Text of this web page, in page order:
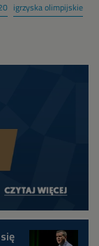
igrzyska olimpijskie